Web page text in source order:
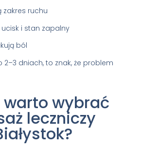
zakres ruchu
i stan zapalny
ból
2–3 dniach, to znak, że problem
warto wybrać
leczniczy